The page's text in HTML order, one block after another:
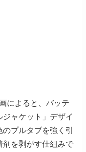
によると、バッテ
ャケット」デザイ
プルタブを強く引
剤を剥がす仕組みで